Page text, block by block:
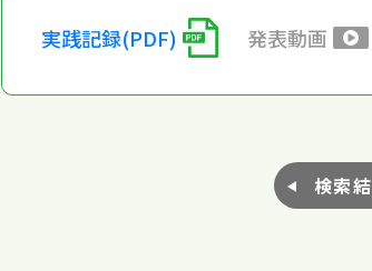
実践記録(PDF) 発表動画
検索